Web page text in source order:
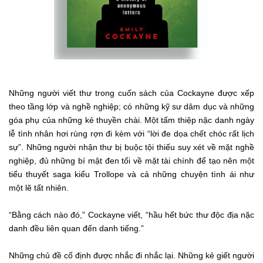
Những người viết thư trong cuốn sách của Cockayne được xếp
theo tầng lớp và nghề nghiệp; có những kỹ sư dâm dục và những
góa phụ của những kẻ thuyền chài. Một tấm thiệp nặc danh ngày
lễ tình nhân hơi rùng rợn đi kèm với “lời đe dọa chết chóc rất lịch
sự”. Những người nhận thư bị buộc tội thiếu suy xét về mặt nghề
nghiệp, đủ những bí mật đen tối về mặt tài chính để tạo nên một
tiểu thuyết saga kiểu Trollope và cả những chuyện tình ái như
một lẽ tất nhiên.
“Bằng cách nào đó,” Cockayne viết, “hầu hết bức thư độc địa nặc
danh đều liên quan đến danh tiếng.”
Những chủ đề cố định được nhắc đi nhắc lại. Những kẻ giết người